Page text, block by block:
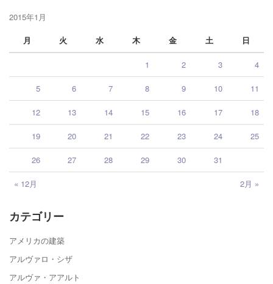
2015年1月
月
火 水 木 金 土 日
« 12月 2月 »
1 2 3 4
5 6 7 8 9 10 11
12 13 14 15 16 17 18
19 20 21 22 23 24 25
26 27 28 29 30 31
カテゴリー
アメリカの建築
アルヴァロ・シザ
アルヴァ・アアルト